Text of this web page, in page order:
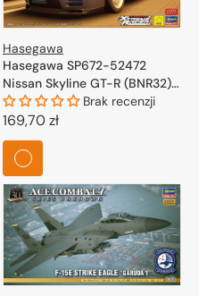
Hasegawa
Hasegawa SP672-52472
Nissan Skyline GT-R (BNR32)
"Plamos" Tokyo Xtreme Racer
1/24
Brak recenzji
Cena
regularna
169,70 zł